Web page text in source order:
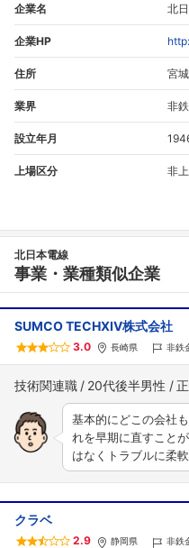
企業名 北
企業HP
住所 宮
業界 非
設立年月
上場区分 非
北日本電線
事業・業種類似企業
SUMCO TECHXIV株式会社
3.0 長崎県 非鉄
技術関連職 20代後半男性
基本的にどこの会社
れを早期に直すこと
はなくトラブルに柔
クラベ
2.9 静岡県 非鉄